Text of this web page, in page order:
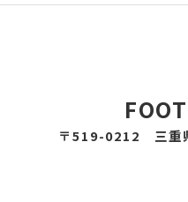
〒519-0212 三重